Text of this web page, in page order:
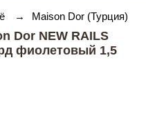
→ Maison Dor (Турция)
Dor NEW RAILS
фиолетовый 1,5